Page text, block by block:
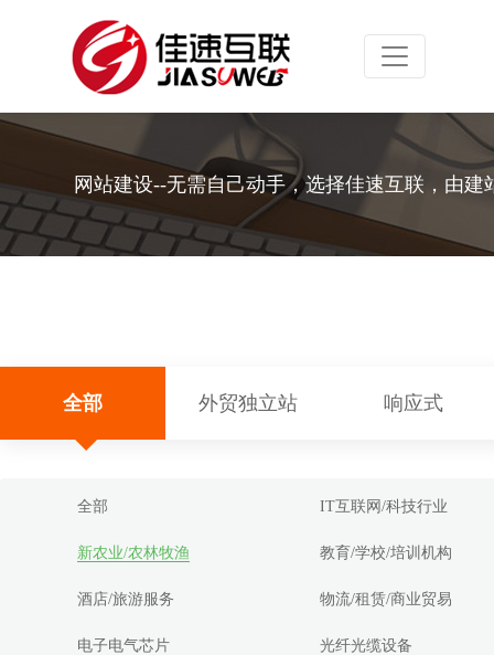
Toggle
网站建设--无需自己动手，选择佳速互联，由建
全部 外贸独立站 响应式
全部 IT互联网/科技行业
新农业/农林牧渔 教育/学校/培训机构
酒店/旅游服务 物流/租赁/商业贸易
电子电气芯片 光纤光缆设备